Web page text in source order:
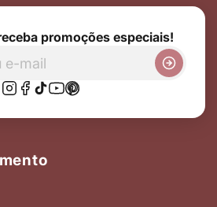
promoções especiais!